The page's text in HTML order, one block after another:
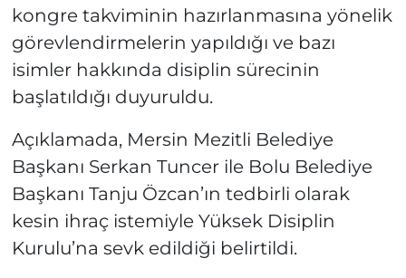
kongre takviminin hazırlanmasına yönelik
görevlendirmelerin yapıldığı ve bazı
isimler hakkında disiplin sürecinin
başlatıldığı duyuruldu.
Açıklamada, Mersin Mezitli Belediye
Başkanı Serkan Tuncer ile Bolu Belediye
Başkanı Tanju Özcan’ın tedbirli olarak
kesin ihraç istemiyle Yüksek Disiplin
Kurulu’na sevk edildiği belirtildi.